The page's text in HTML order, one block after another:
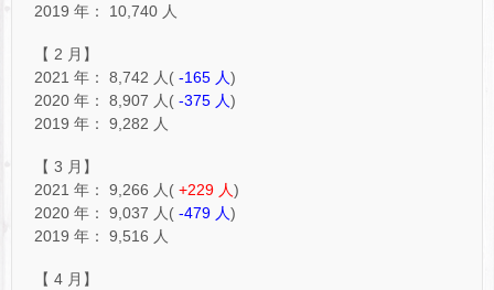
2019 年： 10,740 人
【 2 月】
2021 年： 8,742 人( -165 人)
2020 年： 8,907 人( -375 人)
2019 年： 9,282 人
【 3 月】
2021 年： 9,266 人( +229 人)
2020 年： 9,037 人( -479 人)
2019 年： 9,516 人
【 4 月】